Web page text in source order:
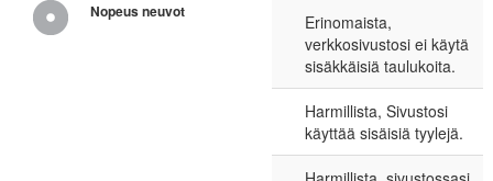
Nopeus neuvot
Erinomaista,
verkkosivustosi ei käytä
sisäkkäisiä taulukoita.
Harmillista, Sivustosi
käyttää sisäisiä tyylejä.